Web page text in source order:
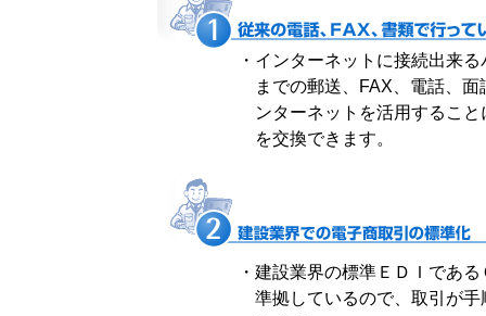
・ インターネットに接続出来
までの郵送、FAX、電話、
ンターネットを活用するこ
を交換できます。
・ 建設業界の標準ＥＤＩであ
準拠しているので、取引が